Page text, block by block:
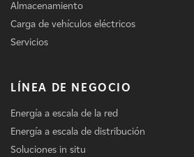
Almacenamiento
Carga de vehículos eléctricos
Servicios
LÍNEA DE NEGOCIO
Energía a escala de la red
Energía a escala de distribución
Soluciones in situ